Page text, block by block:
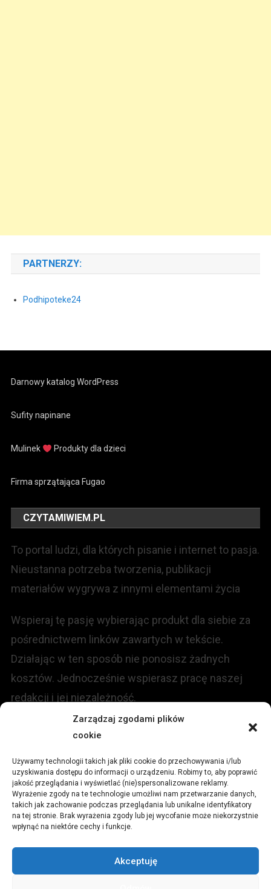
Zarządzaj zgodami plików
cookie
Używamy technologii takich jak pliki cookie do przechowywania i/lub
uzyskiwania dostępu do informacji o urządzeniu. Robimy to, aby poprawić
jakość przeglądania i wyświetlać (nie)spersonalizowane reklamy.
Wyrażenie zgody na te technologie umożliwi nam przetwarzanie danych,
takich jak zachowanie podczas przeglądania lub unikalne identyfikatory
na tej stronie. Brak wyrażenia zgody lub jej wycofanie może niekorzystnie
wpłynąć na niektóre cechy i funkcje.
Akceptuję
PARTNERZY:
Podhipoteke24
Darnowy katalog WordPress
Sufity napinane
Mulinek Produkty dla dzieci
Firma sprzątająca Fugao
CZYTAMIWIEM.PL
To portal ludzi, dla których pisanie i internet to pasja.
Nieustanna potrzeba tworzenia, publikacji
materiałów wygrywa z innymi elementami życia
Wspieraj tę pasję wybierając produkt dla siebie za
pośrednictwem linków zawartych w tekście.
Działając w ten sposób nie ponosisz żadnych
kosztów. Jednocześnie wspierasz pracę naszej
redakcji i jej niezależność.
Redakcja portalu:
ul.Stara 13, 42-600 Tarnowskie Góry
TEL:+48 509 547 822
redakcja@czytamiwiem.pl